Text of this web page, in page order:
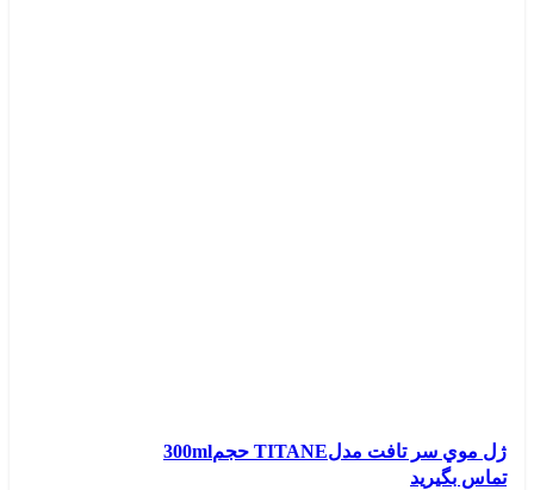
ژل موي سر تافت مدلTITANE حجم300ml
تماس بگیرید